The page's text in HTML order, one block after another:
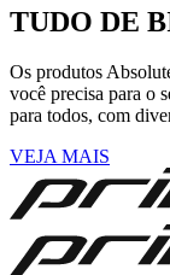
TUDO DE
Os produtos
você precisa para o
para todos, com
VEJA MAIS